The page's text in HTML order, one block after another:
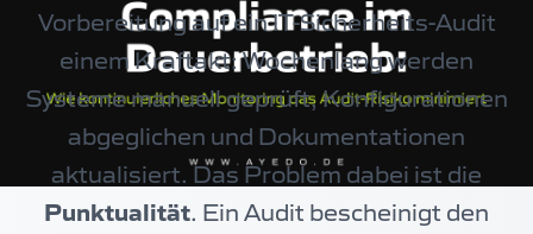
Vorbereitung auf ein IT-Sicherheits-Audit
einem Kraftakt: Wochenlang werden
Systeme manuell geprüft, Konfigurationen
abgeglichen und Dokumentationen
aktualisiert. Das Problem dabei ist die
Punktualität. Ein Audit bescheinigt den